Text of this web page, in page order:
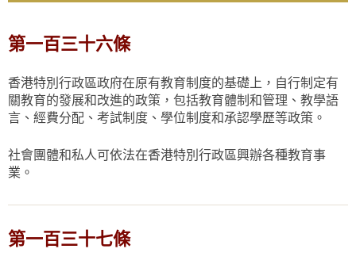
第一百三十六條
香港特別行政區政府在原有教育制度的基礎上，自行制定有
關教育的發展和改進的政策，包括教育體制和管理、教學語
言、經費分配、考試制度、學位制度和承認學歷等政策。
社會團體和私人可依法在香港特別行政區興辦各種教育事
業。
第一百三十七條